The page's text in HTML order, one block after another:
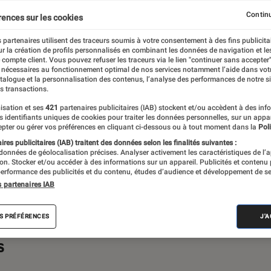
iPad Ordinateurs
Périphériques, accessoires et composants Stockage
de recommandations pour vos achats
un technophile averti ou un béotien en la
porte, celle de la rubrique
sur les cookies
partenaires utilisent des traceurs soumis à votre consentement à des fins
la création de profils personnalisés en combinant les données de navigation et
compte client. Vous pouvez refuser les traceurs via le lien "continuer sans
au fonctionnement optimal de nos services notamment l’aide dans
et la personnalisation des contenus, l’analyse des performances de notre
transactions.
et ses 421 partenaires publicitaires (IAB) stockent et/ou accèdent à des
identifiants uniques de cookies pour traiter les données personnelles, sur un
ou gérer vos préférences en cliquant ci-dessous ou à tout moment dans la
publicitaires (IAB) traitent des données selon les finalités suivantes :
de géolocalisation précises. Analyser activement les caractéristiques de
Stocker et/ou accéder à des informations sur un appareil. Publicités et contenu
des publicités et du contenu, études d’audience et développement de
partenaires IAB
PRÉFÉRENCES